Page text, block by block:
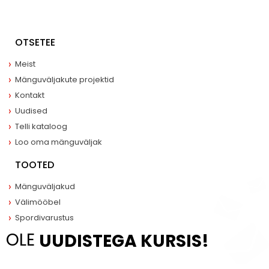
OTSETEE
Meist
Mänguväljakute projektid
Kontakt
Uudised
Telli kataloog
Loo oma mänguväljak
TOOTED
Mänguväljakud
Välimööbel
Spordivarustus
OLE UUDISTEGA KURSIS!